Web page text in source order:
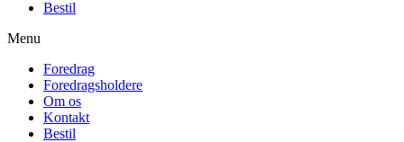
Bestil
Menu
Foredrag
Foredragsholdere
Om os
Kontakt
Bestil